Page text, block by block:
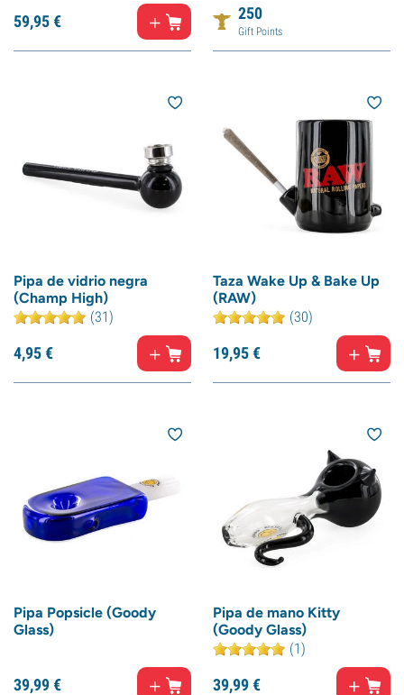
59,95€ 250
Gift Points
Pipa de vidrio negra
(Champ High)
(31)
4,95€
Taza Wake Up & Bake Up
(RAW)
(30)
19,95€
Pipa Popsicle (Goody
Glass)
39,99€
Pipa de mano Kitty
(Goody Glass)
(1)
39,99€